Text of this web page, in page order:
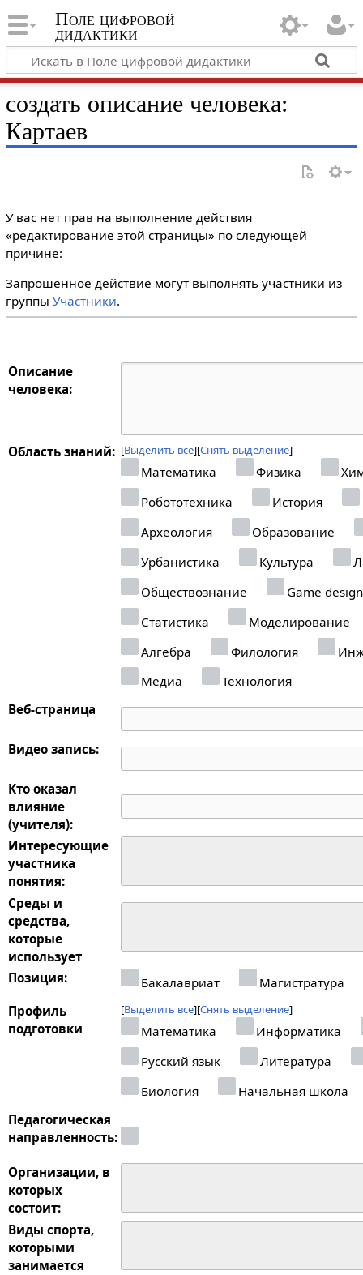
Поле цифровой
дидактики
создать описание человека:
Картаев
У вас нет прав на выполнение действия
«редактирование этой страницы» по следующей
причине:
Запрошенное действие могут выполнять участники из
группы Участники.
Описание
человека:
Область знаний: Выделить все Снять выделение
Математика Физика
Робототехника
История
Археология
Образование
Урбанистика
Культура
Обществознание
Game design
Статистика
Моделирование
Алгебра
Филология
Медиа
Технология
Веб-страница
Видео запись:
Кто оказал
влияние
(учителя):
Интересующие
участника
понятия:
Среды и
средства,
которые
использует
Позиция:
Бакалавриат
Магистратура
Профиль
подготовки
Выделить все Снять выделение
Математика
Информатика
Русский язык
Литература
Биология
Начальная школа
Педагогическая
направленность:
Организации, в
которых
состоит:
Виды спорта,
которыми
занимается